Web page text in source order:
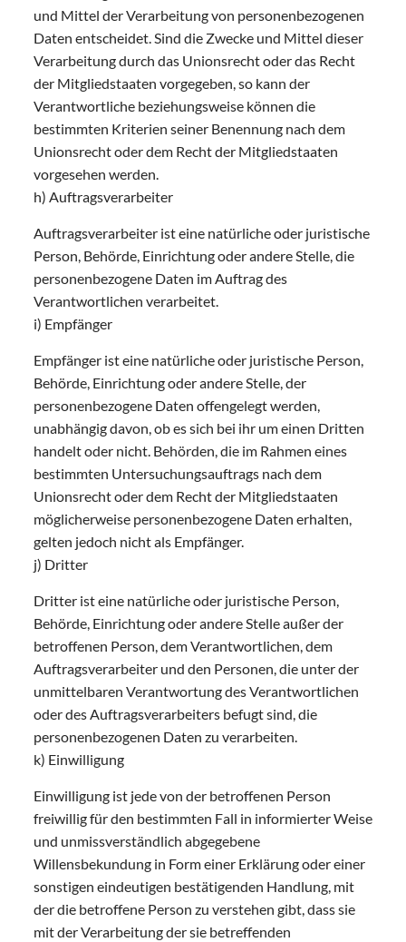
und Mittel der Verarbeitung von personenbezogenen
Daten entscheidet. Sind die Zwecke und Mittel dieser
Verarbeitung durch das Unionsrecht oder das Recht
der Mitgliedstaaten vorgegeben, so kann der
Verantwortliche beziehungsweise können die
bestimmten Kriterien seiner Benennung nach dem
Unionsrecht oder dem Recht der Mitgliedstaaten
vorgesehen werden.
h) Auftragsverarbeiter
Auftragsverarbeiter ist eine natürliche oder juristische
Person, Behörde, Einrichtung oder andere Stelle, die
personenbezogene Daten im Auftrag des
Verantwortlichen verarbeitet.
i) Empfänger
Empfänger ist eine natürliche oder juristische Person,
Behörde, Einrichtung oder andere Stelle, der
personenbezogene Daten offengelegt werden,
unabhängig davon, ob es sich bei ihr um einen Dritten
handelt oder nicht. Behörden, die im Rahmen eines
bestimmten Untersuchungsauftrags nach dem
Unionsrecht oder dem Recht der Mitgliedstaaten
möglicherweise personenbezogene Daten erhalten,
gelten jedoch nicht als Empfänger.
j) Dritter
Dritter ist eine natürliche oder juristische Person,
Behörde, Einrichtung oder andere Stelle außer der
betroffenen Person, dem Verantwortlichen, dem
Auftragsverarbeiter und den Personen, die unter der
unmittelbaren Verantwortung des Verantwortlichen
oder des Auftragsverarbeiters befugt sind, die
personenbezogenen Daten zu verarbeiten.
k) Einwilligung
Einwilligung ist jede von der betroffenen Person
freiwillig für den bestimmten Fall in informierter Weise
und unmissverständlich abgegebene
Willensbekundung in Form einer Erklärung oder einer
sonstigen eindeutigen bestätigenden Handlung, mit
der die betroffene Person zu verstehen gibt, dass sie
mit der Verarbeitung der sie betreffenden